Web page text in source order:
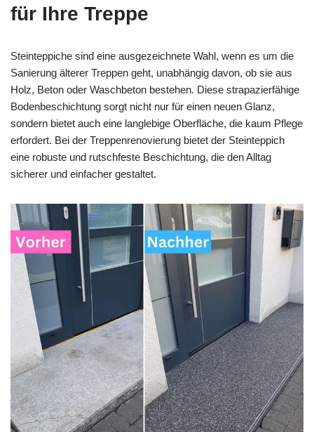
für Ihre Treppe
Steinteppiche sind eine ausgezeichnete Wahl, wenn es um die
Sanierung älterer Treppen geht, unabhängig davon, ob sie aus
Holz, Beton oder Waschbeton bestehen. Diese strapazierfähige
Bodenbeschichtung sorgt nicht nur für einen neuen Glanz,
sondern bietet auch eine langlebige Oberfläche, die kaum Pflege
erfordert. Bei der Treppenrenovierung bietet der Steinteppich
eine robuste und rutschfeste Beschichtung, die den Alltag
sicherer und einfacher gestaltet.